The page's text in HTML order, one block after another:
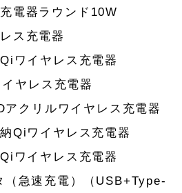
電器ラウンド10W
ス充電器
ワイヤレス充電器
ヤレス充電器
クリルワイヤレス充電器
Qiワイヤレス充電器
ワイヤレス充電器
（急速充電）（USB+Type-